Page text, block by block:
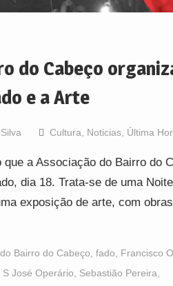
do Cabeço
e a Arte
Cultura, Noticias, Última
que a Associação do Bairro do
dia 18. Trata-se de uma
exposição de arte, com
Bairro do Cabeço, fado, Francisco
S José Operário, Sebastião Pereira,